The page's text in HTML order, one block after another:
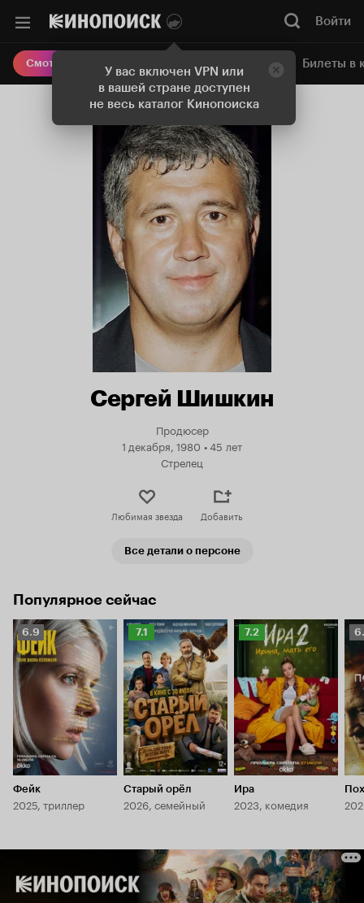
У вас включен VPN или
в вашей стране доступен
не весь каталог Кинопоиска
Войти
Смотреть кино Онлайн-кинотеатр Билеты в
Сергей Шишкин
Продюсер
1 декабря, 1980 •45 лет
Стрелец
Любимая звезда Добавить
Все детали о персоне
Популярное сейчас
Рейтинг
Кинопоиска
6.9
6.9
Фейк
2025, триллер
Рейтинг
Кинопоиска
7.1
7.1
Старый орёл
2026, семейный
Рейтинг
Кинопоиска
7.2
Ира
2023, комедия